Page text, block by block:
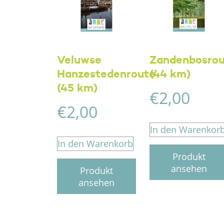
Veluwse
Hanzestedenroute
(45 km)
€2,00
In den Warenkorb
Produkt
ansehen
(44 km)
€2,00
In den
Produkt
ansehen